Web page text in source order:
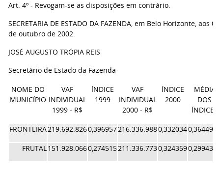
Art. 4º - Revogam-se as disposições em contrário.
SECRETARIA DE ESTADO DA FAZENDA, em Belo Horizonte, aos 04
de outubro de 2002.
JOSÉ AUGUSTO TRÓPIA REIS
Secretário de Estado da Fazenda
NOME DO
MUNICÍPIO
VAF
INDIVIDUAL
1999 - R$
ÍNDICE
1999
VAF
INDIVIDUAL
2000 - R$
ÍNDICE
2000
MÉDIA
DOS
ÍNDICES
FRONTEIRA219.692.8260,396957216.336.9880,332034
FRUTAL151.928.0660,274515211.336.7730,324359